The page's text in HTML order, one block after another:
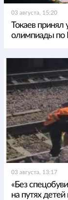
03 августа, 15:20
Токаев
олимпиады по
03 августа, 13:17
«Без
на путях